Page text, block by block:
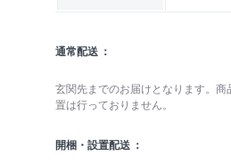
通常配送
玄関先までのお届けとなります。
置は行っておりません。
開梱・設置配送